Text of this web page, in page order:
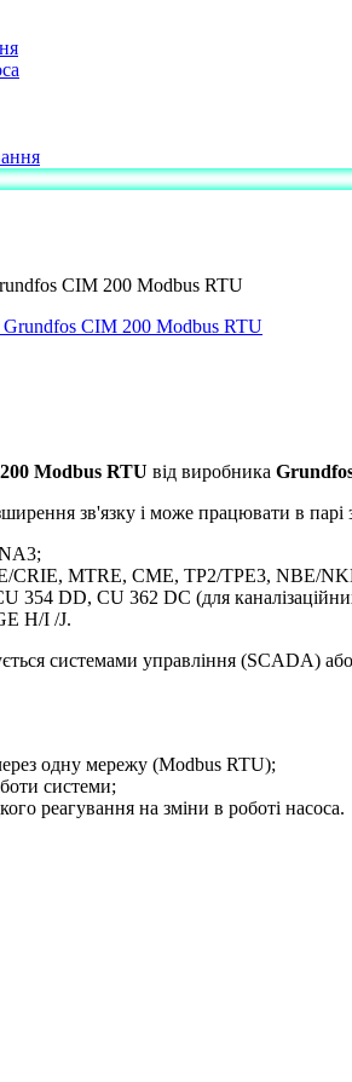
CIM 200 Modbus RTU
Modbus RTU від виробника
зв'язку і може працювати в парі
CRIE, MTRE, CME, TP2/ТPE3, NBE/
354 DD, CU 362 DC (для
H/I /J.
системами управління (SCADA)
одну мережу (Modbus RTU);
системи;
реагування на зміни в роботі насоса.